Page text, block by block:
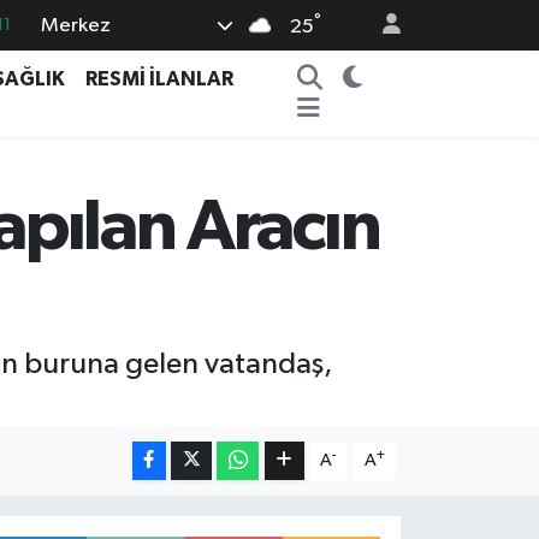
Merkez 25°
RESMİ İLANLAR
Aracın
buruna gelen vatandaş,
A- A+